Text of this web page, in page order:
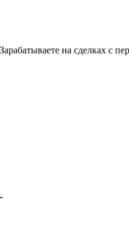
на сделках с